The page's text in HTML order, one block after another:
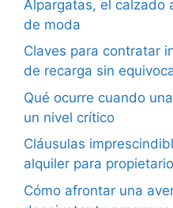
Alpargatas, el calzado
de moda
Claves para contratar
de recarga sin
Qué ocurre cuando
un nivel crítico
Cláusulas
alquiler para
Cómo afrontar una